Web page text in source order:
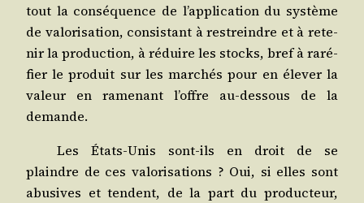
tout la consé­quence de l’ap­pli­ca­tion du sys­tème
de valo­ri­sa­tion, consis­tant à res­treindre et à rete­
nir la pro­duc­tion, à réduire les stocks, bref à raré­
fier le pro­duit sur les mar­chés pour en éle­ver la
valeur en rame­nant l’offre au-des­sous de la
demande.
Les États-Unis sont-ils en droit de se
plaindre de ces valo­ri­sa­tions ? Oui, si elles sont
abu­sives et tendent, de la part du pro­duc­teur,